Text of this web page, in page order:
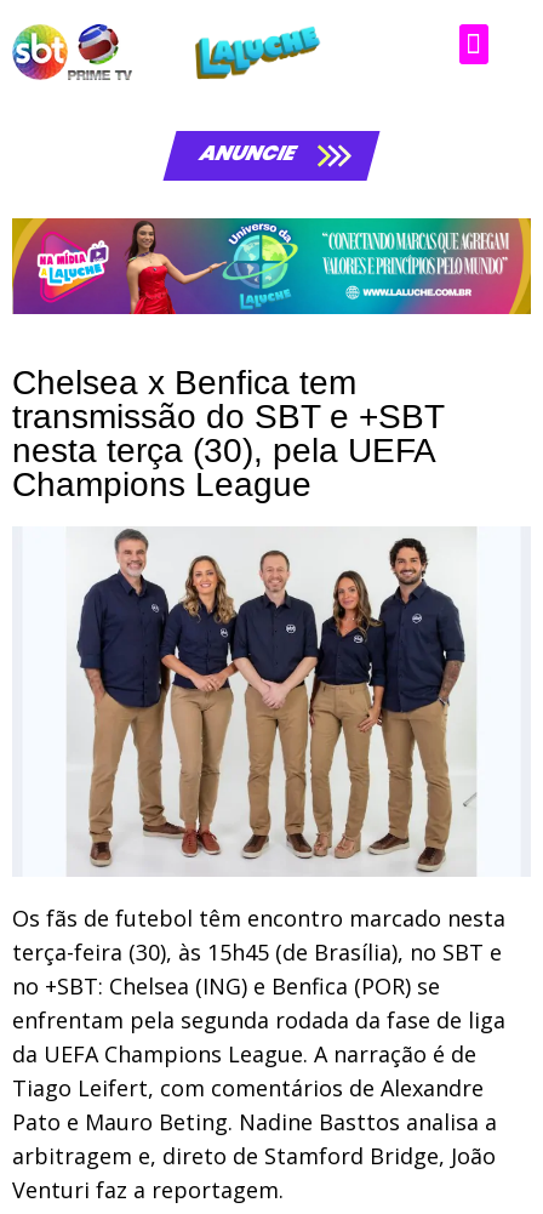
ANUNCIE
Chelsea x Benfica tem
transmissão do SBT e +SBT
nesta terça (30), pela UEFA
Champions League
Os fãs de futebol têm encontro marcado nesta
terça-feira (30), às 15h45 (de Brasília), no SBT e
no +SBT: Chelsea (ING) e Benfica (POR) se
enfrentam pela segunda rodada da fase de liga
da UEFA Champions League. A narração é de
Tiago Leifert, com comentários de Alexandre
Pato e Mauro Beting. Nadine Basttos analisa a
arbitragem e, direto de Stamford Bridge, João
Venturi faz a reportagem.